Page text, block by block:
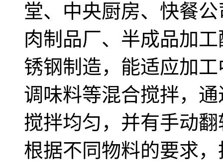
堂、中央厨房、快餐
肉制品厂、半成品加
锈钢制造，能适应加
调味料等混合搅拌，
搅拌均匀，并有手动
根据不同物料的要求